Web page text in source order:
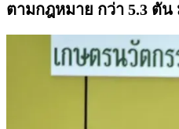
ตามกฎหมาย กว่า 5.3 ตั